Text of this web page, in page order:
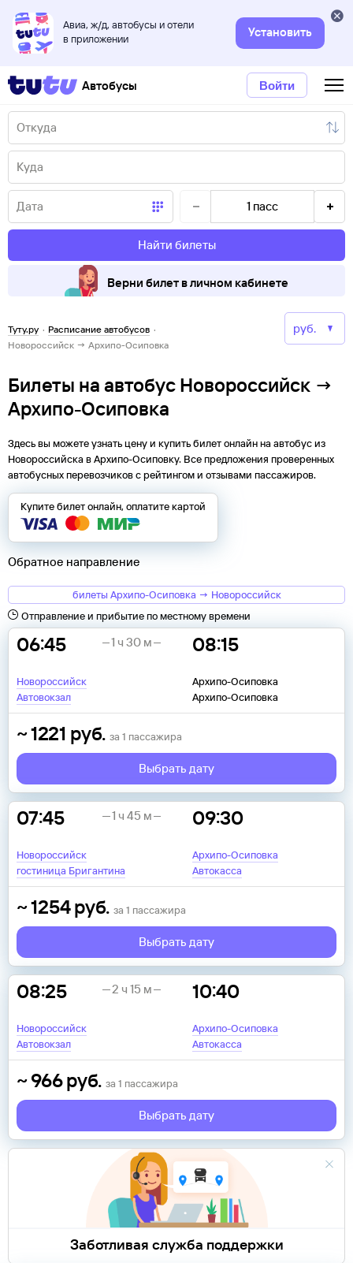
Авиа, ж/д, автобусы и отели
в приложении
Установить
Автобусы Войти
1 пасс
Найти билеты
Верни билет в личном кабинете
Туту.ру · Расписание автобусов ·
Новороссийск → Архипо-Осиповка
Билеты на автобус Новороссийск →
Архипо-Осиповка
Здесь вы можете узнать цену и купить билет онлайн на автобус из
НовороссийскавАрхипо-Осиповку. Все предложения проверенных
автобусных перевозчиков с рейтингом и отзывами пассажиров.
Купите билет онлайн, оплатите картой
Обратное направление
билеты Архипо-Осиповка → Новороссийск
Отправление и прибытие по местному времени
06:45
Новороссийск
Автовокзал
08:15
Архипо-Осиповка
Архипо-Осиповка
1 ч 30 м
~1221 руб. за 1 пассажира
Выбрать дату
07:45
Новороссийск
гостиница Бригантина
09:30
Архипо-Осиповка
Автокасса
1 ч 45 м
~1254 руб. за 1 пассажира
Выбрать дату
08:25
Новороссийск
Автовокзал
10:40
Архипо-Осиповка
Автокасса
2 ч 15 м
~966 руб. за 1 пассажира
Выбрать дату
Заботливая служба поддержки